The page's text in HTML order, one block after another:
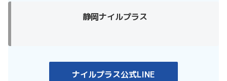
静岡ナイルプラス
ナイルプラス公式LINE